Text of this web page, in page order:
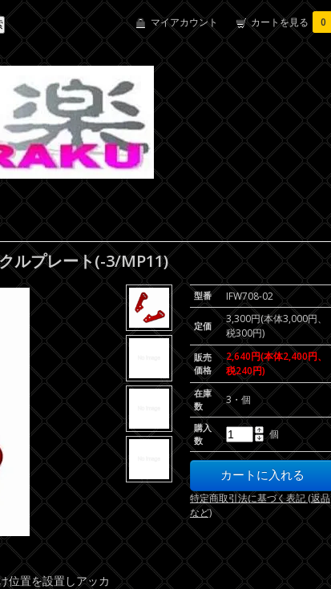
マイアカウント カートを見る 0
ルプレート(-3/MP11)
型番 IFW708-02
定価
3,300円(本体3,000円、
税300円)
販売
価格
2,640円(本体2,400円、
税240円)
在庫
数
3・個
購入
数
個
特定商取引法に基づく表記 (返品
など)
位置を設置しアッカ